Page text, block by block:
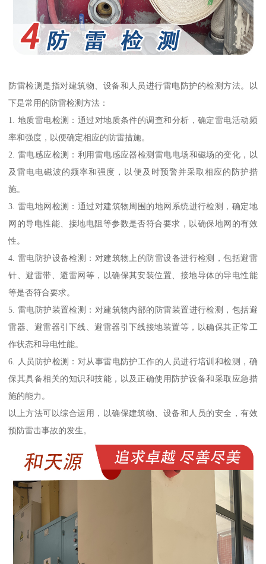
防雷检测是指对建筑物、设备和人员进行雷电防护的检测方法。以
下是常用的防雷检测方法：
1. 地质雷电检测：通过对地质条件的调查和分析，确定雷电活动频
率和强度，以便确定相应的防雷措施。
2. 雷电感应检测：利用雷电感应器检测雷电电场和磁场的变化，以
及雷电电磁波的频率和强度，以便及时预警并采取相应的防护措
施。
3. 雷电地网检测：通过对建筑物周围的地网系统进行检测，确定地
网的导电性能、接地电阻等参数是否符合要求，以确保地网的有效
性。
4. 雷电防护设备检测：对建筑物上的防雷设备进行检测，包括避雷
针、避雷带、避雷网等，以确保其安装位置、接地导体的导电性能
等是否符合要求。
5. 雷电防护装置检测：对建筑物内部的防雷装置进行检测，包括避
雷器、避雷器引下线、避雷器引下线接地装置等，以确保其正常工
作状态和导电性能。
6. 人员防护检测：对从事雷电防护工作的人员进行培训和检测，确
保其具备相关的知识和技能，以及正确使用防护设备和采取应急措
施的能力。
以上方法可以综合运用，以确保建筑物、设备和人员的安全，有效
预防雷击事故的发生。